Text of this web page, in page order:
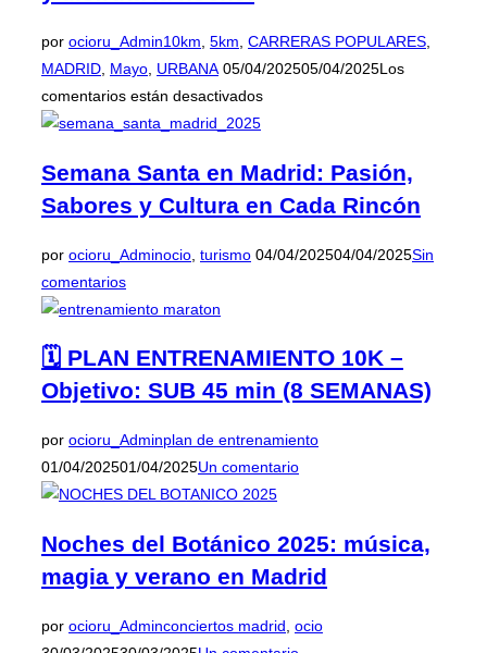
por ocioru_Admin10km 5km CARRERAS POPULARES
MADRID Mayo URBANAPublicado
el
05/04/202505/04/2025Los
comentarios están desactivados
Semana Santa en Madrid: Pasión,
Sabores y Cultura en Cada Rincón
por ocioru_Adminocio turismoPublicado
04/04/202504/04/2025Sin
comentarios
🗓️ PLAN ENTRENAMIENTO 10K –
Objetivo: SUB 45 min (8 SEMANAS)
por ocioru_Adminplan de entrenamientoPublicado
01/04/202501/04/2025Un comentario
Noches del Botánico 2025: música,
magia y verano en Madrid
por ocioru_Adminconciertos madrid ocioPublicado